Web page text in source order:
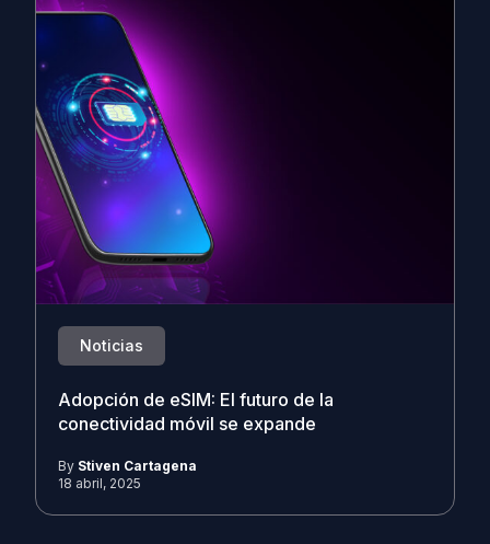
Noticias
Adopción de eSIM: El futuro de la
conectividad móvil se expande
By Stiven Cartagena
18 abril, 2025